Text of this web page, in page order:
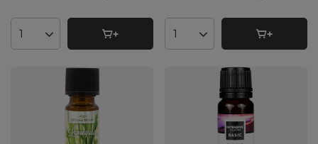
Quantité de produits Quantité de produits